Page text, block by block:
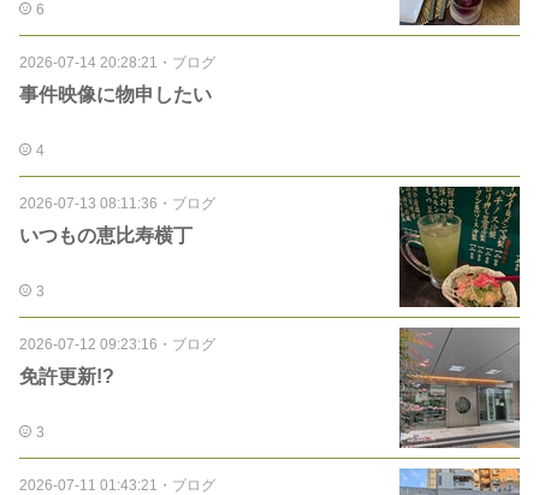
6
2026-07-14 20:28:21 ・ ブログ
事件映像に物申したい
4
2026-07-13 08:11:36 ・ ブログ
いつもの恵比寿横丁
3
2026-07-12 09:23:16 ・ ブログ
免許更新!?
3
2026-07-11 01:43:21 ・ ブログ